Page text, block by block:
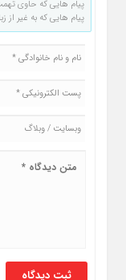
پیام هایی که حاوی
پیام هایی که به غیر از